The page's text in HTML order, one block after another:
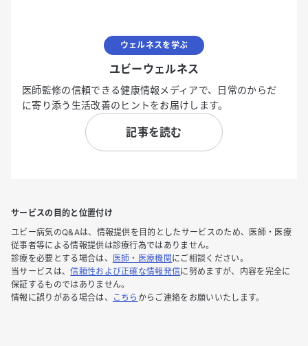
ウェルネスを学ぶ
ユビーウェルネス
医師監修の信頼できる健康情報メディアで、日常のからだ
に寄り添う生活改善のヒントをお届けします。
記事を読む
サービスの目的と位置付け
ユビー病気のQ&Aは、情報提供を目的としたサービスのため、医師・医療
従事者等による情報提供は診療行為ではありません。
診療を必要とする場合は、
医師・医療機関 にご相談ください。
当サービスは、信頼性および正確な情報発信に努めますが、内容を完全に
保証するものではありません。
情報に誤りがある場合は、
こちら からご連絡をお願いいたします。